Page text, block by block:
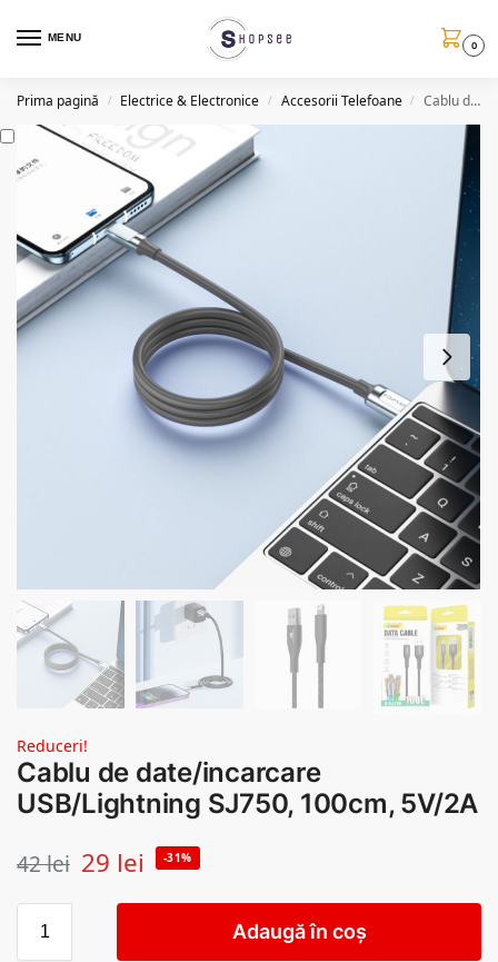
MENU
0
Prima pagină / Electrice & Electronice / Accesorii Telefoane / Cablu de date/incarcare USB/Lightning SJ750, 100cm, 5V/2A
Reduceri!
Cablu de date/incarcare
USB/Lightning SJ750, 100cm, 5V/2A
42lei 29 lei -31%
Adaugă în coș